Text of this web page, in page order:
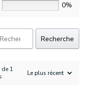
0%
Recherche
1